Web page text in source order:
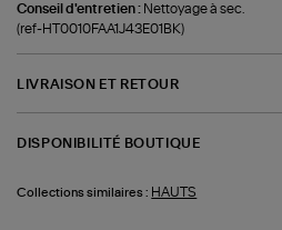
Conseil d'entretien : Nettoyage à sec.
(ref-HT0010FAA1J43E01BK)
LIVRAISON ET RETOUR
DISPONIBILITÉ BOUTIQUE
Collections similaires : HAUTS